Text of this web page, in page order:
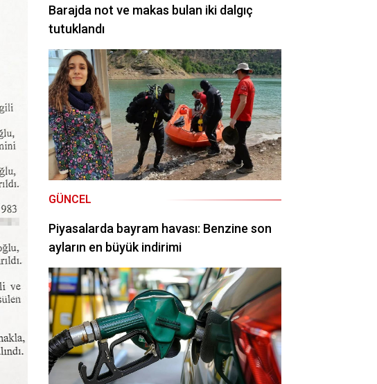
Barajda not ve makas bulan iki dalgıç
tutuklandı
GÜNCEL
Piyasalarda bayram havası: Benzine son
ayların en büyük indirimi